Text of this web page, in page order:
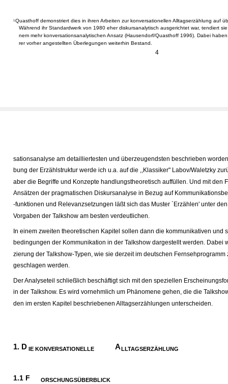
4
1Quasthoff demonstriert dies in ihren Arbeiten zur konversationellen Alltagserzählung auf
Während ihr Standardwerk von 1980 eher diskursanalytisch ausgerichtet war, tendiert
nem mehr konversationsanalytischen Ansatz (Hausendorf/Quasthoff 1996). Dabei
rer vorher angestellten Überlegungen weiterhin Bestand.
sationsanalyse am detailliertesten und überzeugendsten beschrieben
bung der Erzählstruktur werde ich u.a. auf die ,,Klassiker" Labov/Waletzky
aber die Begriffe und Konzepte handlungstheoretisch auffüllen. Und mit den
Ansätzen der pragmatischen Diskursanalyse in Bezug auf
-funktionen und Relevanzsetzungen läßt sich das Muster `Erzählen' unter
Vorgaben der Talkshow am besten verdeutlichen.
In einem zweiten theoretischen Kapitel sollen dann die kommunikativen und
bedingungen der Kommunikation in der Talkshow dargestellt werden. Dabei
zierung der Talkshow-Typen, wie sie derzeit im deutschen Fernsehprogramm
geschlagen werden.
Der Analyseteil schließlich beschäftigt sich mit den speziellen
in der Talkshow. Es wird vornehmlich um Phänomene gehen, die die
den im ersten Kapitel beschriebenen Alltagserzählungen unterscheiden.
1. D IE KONVERSATIONELLE A LLTAGSERZÄHLUNG
1.1 F ORSCHUNGSÜBERBLICK